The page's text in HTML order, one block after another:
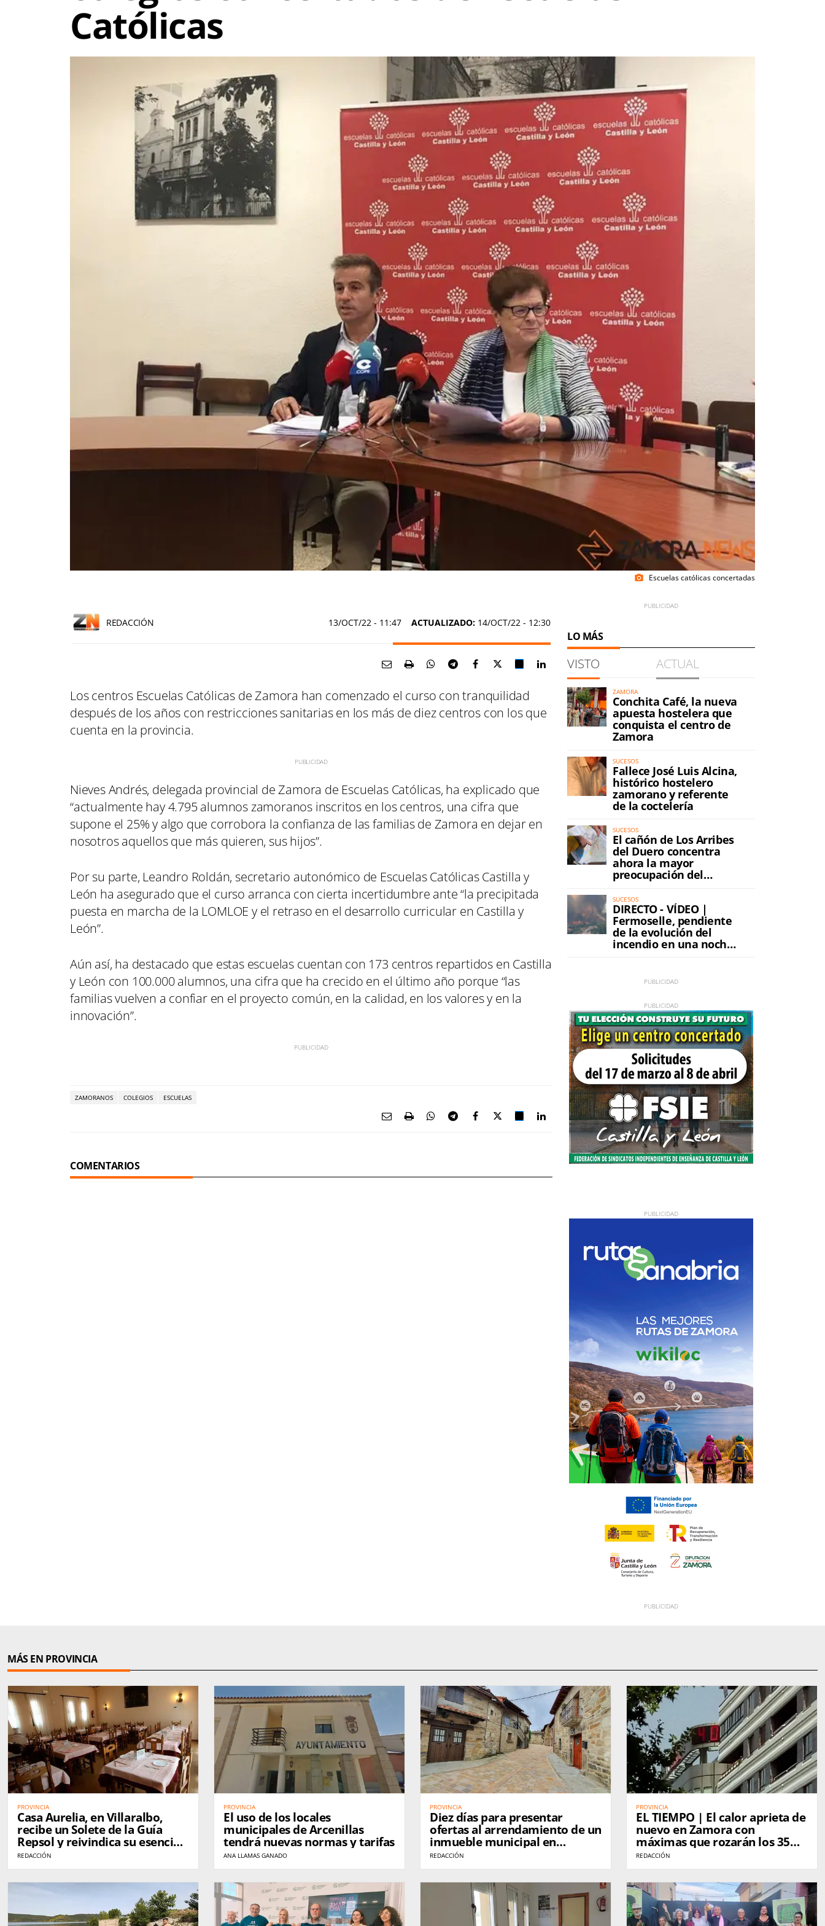
Católicas
photo_camera Escuelas católicas concertadas
REDACCIÓN 13/OCT/22 - 11:47 ACTUALIZADO: 14/OCT/22 - 12:30
Los centros Escuelas Católicas de Zamora han comenzado el curso con tranquilidad
después de los años con restricciones sanitarias en los más de diez centros con los que
cuenta en la provincia.
Nieves Andrés, delegada provincial de Zamora de Escuelas Católicas, ha explicado que
“actualmente hay 4.795 alumnos zamoranos inscritos en los centros, una cifra que
supone el 25% y algo que corrobora la confianza de las familias de Zamora en dejar en
nosotros aquellos que más quieren, sus hijos”.
Por su parte, Leandro Roldán, secretario autonómico de Escuelas Católicas Castilla y
León ha asegurado que el curso arranca con cierta incertidumbre ante “la precipitada
puesta en marcha de la LOMLOE y el retraso en el desarrollo curricular en Castilla y
León”.
Aún así, ha destacado que estas escuelas cuentan con 173 centros repartidos en Castilla
y León con 100.000 alumnos, una cifra que ha crecido en el último año porque “las
familias vuelven a confiar en el proyecto común, en la calidad, en los valores y en la
innovación”.
ZAMORANOS COLEGIOS ESCUELAS
COMENTARIOS
LO MÁS
VISTO ACTUAL
ZAMORA
Conchita Café, la nueva
apuesta hostelera que
conquista el centro de
Zamora
SUCESOS
Fallece José Luis Alcina,
histórico hostelero
zamorano y referente
de la coctelería
SUCESOS
El cañón de Los Arribes
del Duero concentra
ahora la mayor
preocupación del
incendio
SUCESOS
DIRECTO - VÍDEO |
Fermoselle, pendiente
de la evolución del
incendio en una noche
MÁS EN PROVINCIA
PROVINCIA
Casa Aurelia, en Villaralbo,
recibe un Solete de la Guía
Repsol y reivindica su esencia
tras 37 años de historia
REDACCIÓN
PROVINCIA
El uso de los locales
municipales de Arcenillas
tendrá nuevas normas y tarifas
ANA LLAMAS GANADO
PROVINCIA
Diez días para presentar
ofertas al arrendamiento de un
inmueble municipal en
Villardeciervos
REDACCIÓN
PROVINCIA
EL TIEMPO | El calor aprieta de
nuevo en Zamora con
máximas que rozarán los 35
grados este jueves
REDACCIÓN